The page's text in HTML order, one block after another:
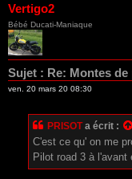
Vertigo2
Bébé Ducati-Maniaque
Sujet : Re: Montes
ven. 20 mars 20 08:30
PRISOTa écrit :
C'est ce qu' on me
Pilot road 3 à